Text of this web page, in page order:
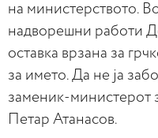
на министерството.
надворешни работи
оставка врзана за
за името. Да не ја
заменик-министерот
Петар Атанасов.